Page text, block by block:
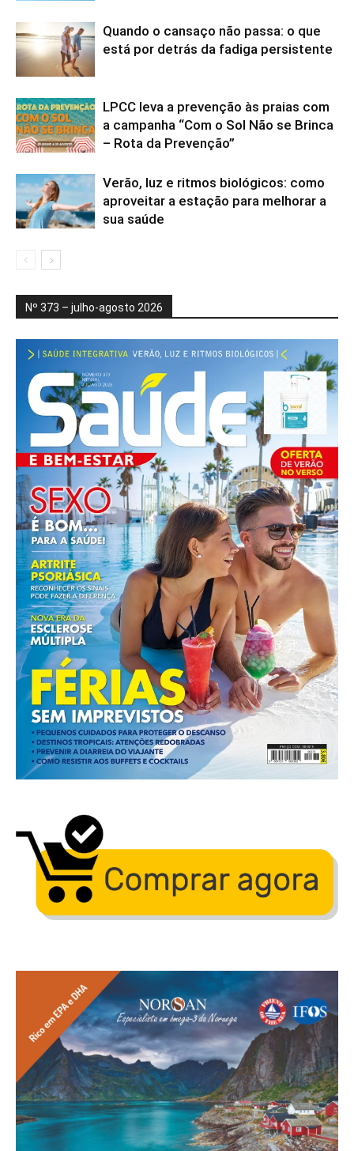
Quando o cansaço não passa: o que
está por detrás da fadiga persistente
LPCC leva a prevenção às praias com
a campanha “Com o Sol Não se Brinca
– Rota da Prevenção”
Verão, luz e ritmos biológicos: como
aproveitar a estação para melhorar a
sua saúde
Nº 373 – julho-agosto 2026